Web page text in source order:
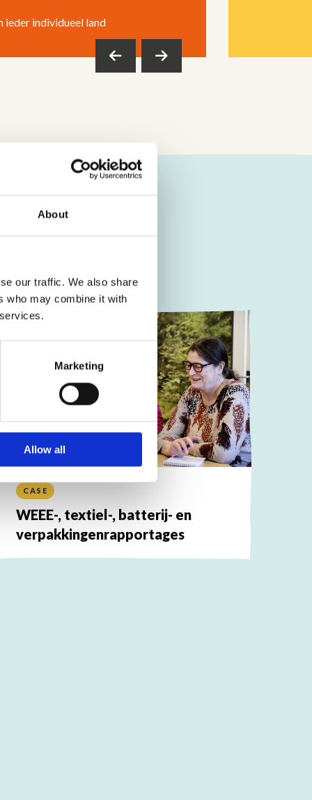
About
our traffic. We also share
who may combine it with
Marketing
Allow all
ieder individueel land
CASE
WEEE-, textiel-, batterij- en
verpakkingenrapportages